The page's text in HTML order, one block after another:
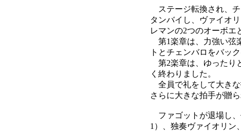
ステージ転換され、チ
タンバイし、ヴァイオ
レマンの2つのオーボエ
第1楽章は、力強い弦
トとチェンバロをバッ
第2楽章は、ゆったり
く終わりました。
全員で礼をして大きな
さらに大きな拍手が贈ら
ファゴットが退場し、
1）、独奏ヴァイオリン